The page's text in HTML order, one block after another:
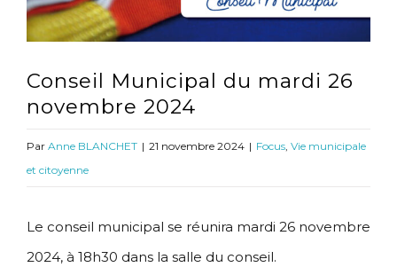
Conseil Municipal du mardi 26
novembre 2024
Par Anne BLANCHET | 21 novembre 2024 | Focus, Vie municipale
et citoyenne
Le conseil municipal se réunira mardi 26 novembre
2024, à 18h30 dans la salle du conseil.